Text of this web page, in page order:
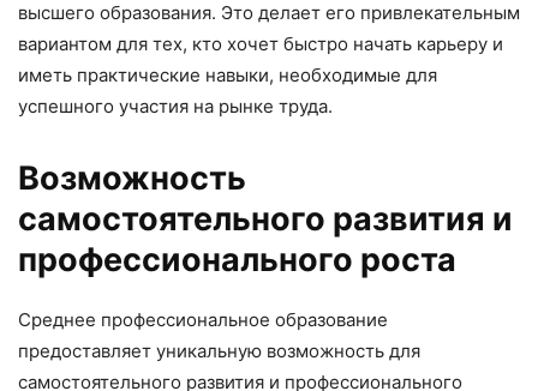
высшего образования. Это делает его привлекательным
вариантом для тех, кто хочет быстро начать карьеру и
иметь практические навыки, необходимые для
успешного участия на рынке труда.
Возможность
самостоятельного развития и
профессионального роста
Среднее профессиональное образование
предоставляет уникальную возможность для
самостоятельного развития и профессионального